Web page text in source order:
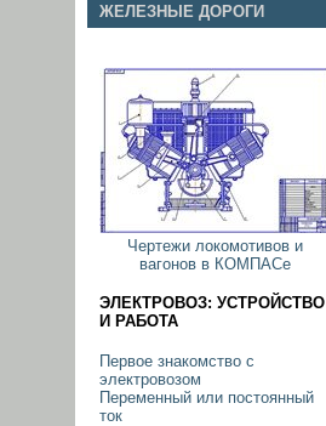
ЖЕЛЕЗНЫЕ ДОРОГИ
Чертежи локомотивов и
вагонов в КОМПАСе
ЭЛЕКТРОВОЗ: УСТРОЙСТВО
И РАБОТА
Первое знакомство с
электровозом
Переменный или постоянный
ток